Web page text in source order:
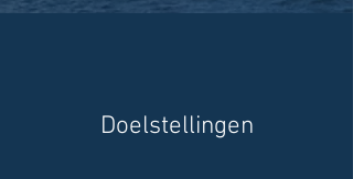
Doelstellingen